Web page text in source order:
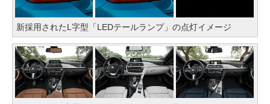
新採用されたL字型「LEDテールランプ」の点灯イメージ